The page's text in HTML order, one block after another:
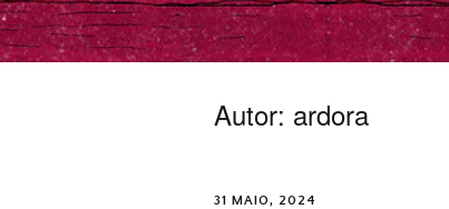
Livros
Autor: ardora
31 MAIO, 2024